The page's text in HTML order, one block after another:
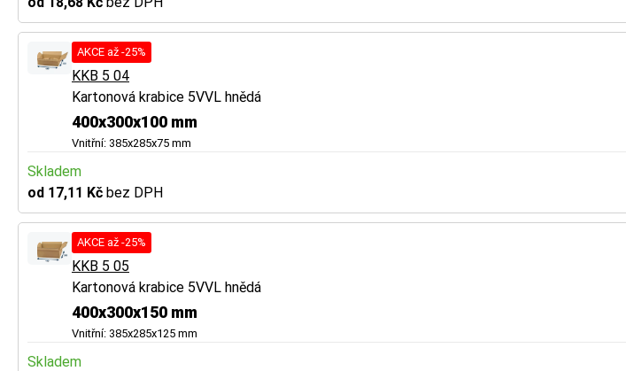
AKCE až -25%
KKB 5 04
Kartonová krabice 5VVL hnědá
400x300x100 mm
Vnitřní: 385x285x75 mm
Skladem
od 17,11 Kč bez DPH
AKCE až -25%
KKB 5 05
Kartonová krabice 5VVL hnědá
400x300x150 mm
Vnitřní: 385x285x125 mm
Skladem